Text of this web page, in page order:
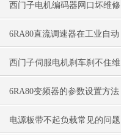
西门子电机编码器网口坏维修
6RA80直流调速器在工业自动
化中的应用案例
西门子伺服电机刹车刹不住维
修（刹车线圈烧毁维修）
6RA80变频器的参数设置方法
电源板带不起负载常见的问题